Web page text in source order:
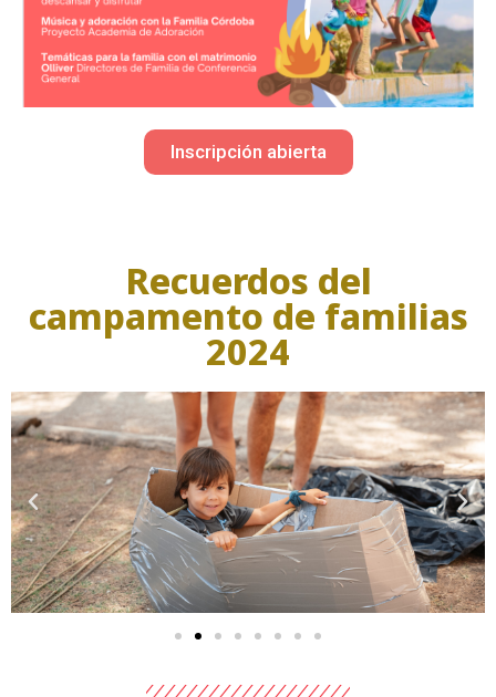
Inscripción abierta
Recuerdos del
campamento de familias
2024